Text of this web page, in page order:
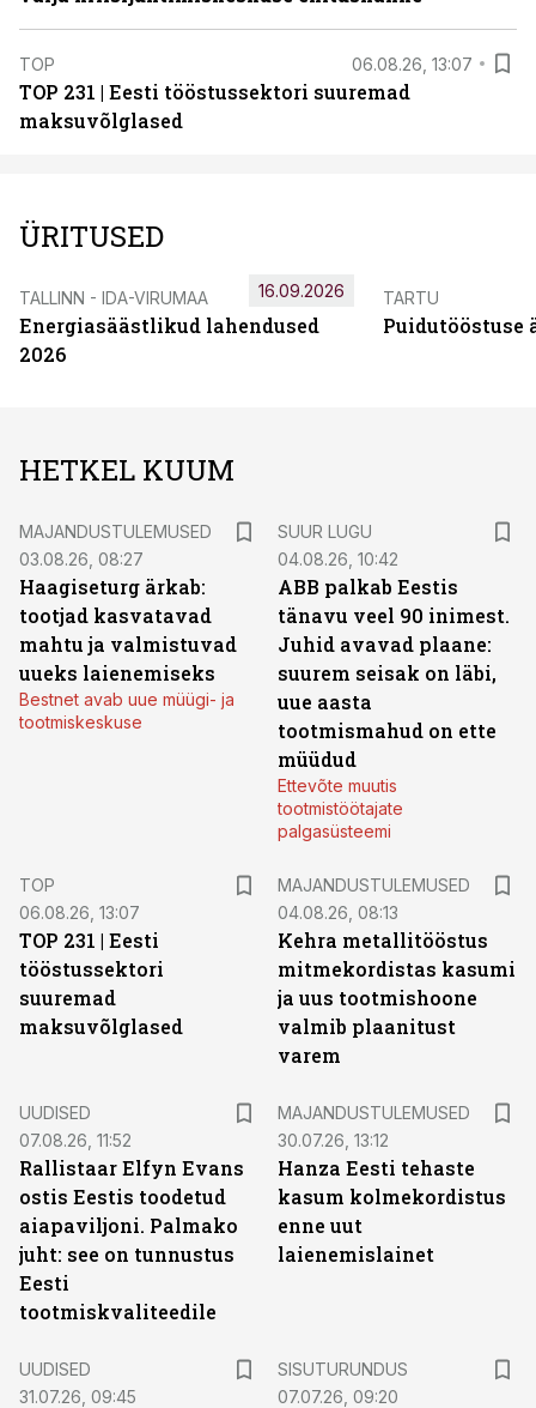
TOP 06.08.26, 13:07
TOP 231 | Eesti tööstussektori suuremad
maksuvõlglased
ÜRITUSED
TALLINN - IDA-VIRUMAA
Energiasäästlikud lahendused
2026
16.09.2026 TARTU
Puidutööstuse
HETKEL KUUM
MAJANDUSTULEMUSED
03.08.26, 08:27
Haagiseturg ärkab:
tootjad kasvatavad
mahtu ja valmistuvad
uueks laienemiseks
Bestnet avab uue müügi- ja
tootmiskeskuse
SUUR LUGU
04.08.26, 10:42
ABB palkab Eestis
tänavu veel 90 inimest.
Juhid avavad plaane:
suurem seisak on läbi,
uue aasta
tootmismahud on ette
müüdud
Ettevõte muutis
tootmistöötajate
palgasüsteemi
TOP
06.08.26, 13:07
TOP 231 | Eesti
tööstussektori
suuremad
maksuvõlglased
MAJANDUSTULEMUSED
04.08.26, 08:13
Kehra metallitööstus
mitmekordistas kasumi
ja uus tootmishoone
valmib plaanitust
varem
UUDISED
07.08.26, 11:52
Rallistaar Elfyn Evans
ostis Eestis toodetud
aiapaviljoni. Palmako
juht: see on tunnustus
Eesti
tootmiskvaliteedile
MAJANDUSTULEMUSED
30.07.26, 13:12
Hanza Eesti tehaste
kasum kolmekordistus
enne uut
laienemislainet
UUDISED
31.07.26, 09:45
SISUTURUNDUS
07.07.26, 09:20